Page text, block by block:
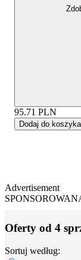
95.71 PLN
Dodaj do koszyka
Advertisement
Oferty od 4
Sortuj według: